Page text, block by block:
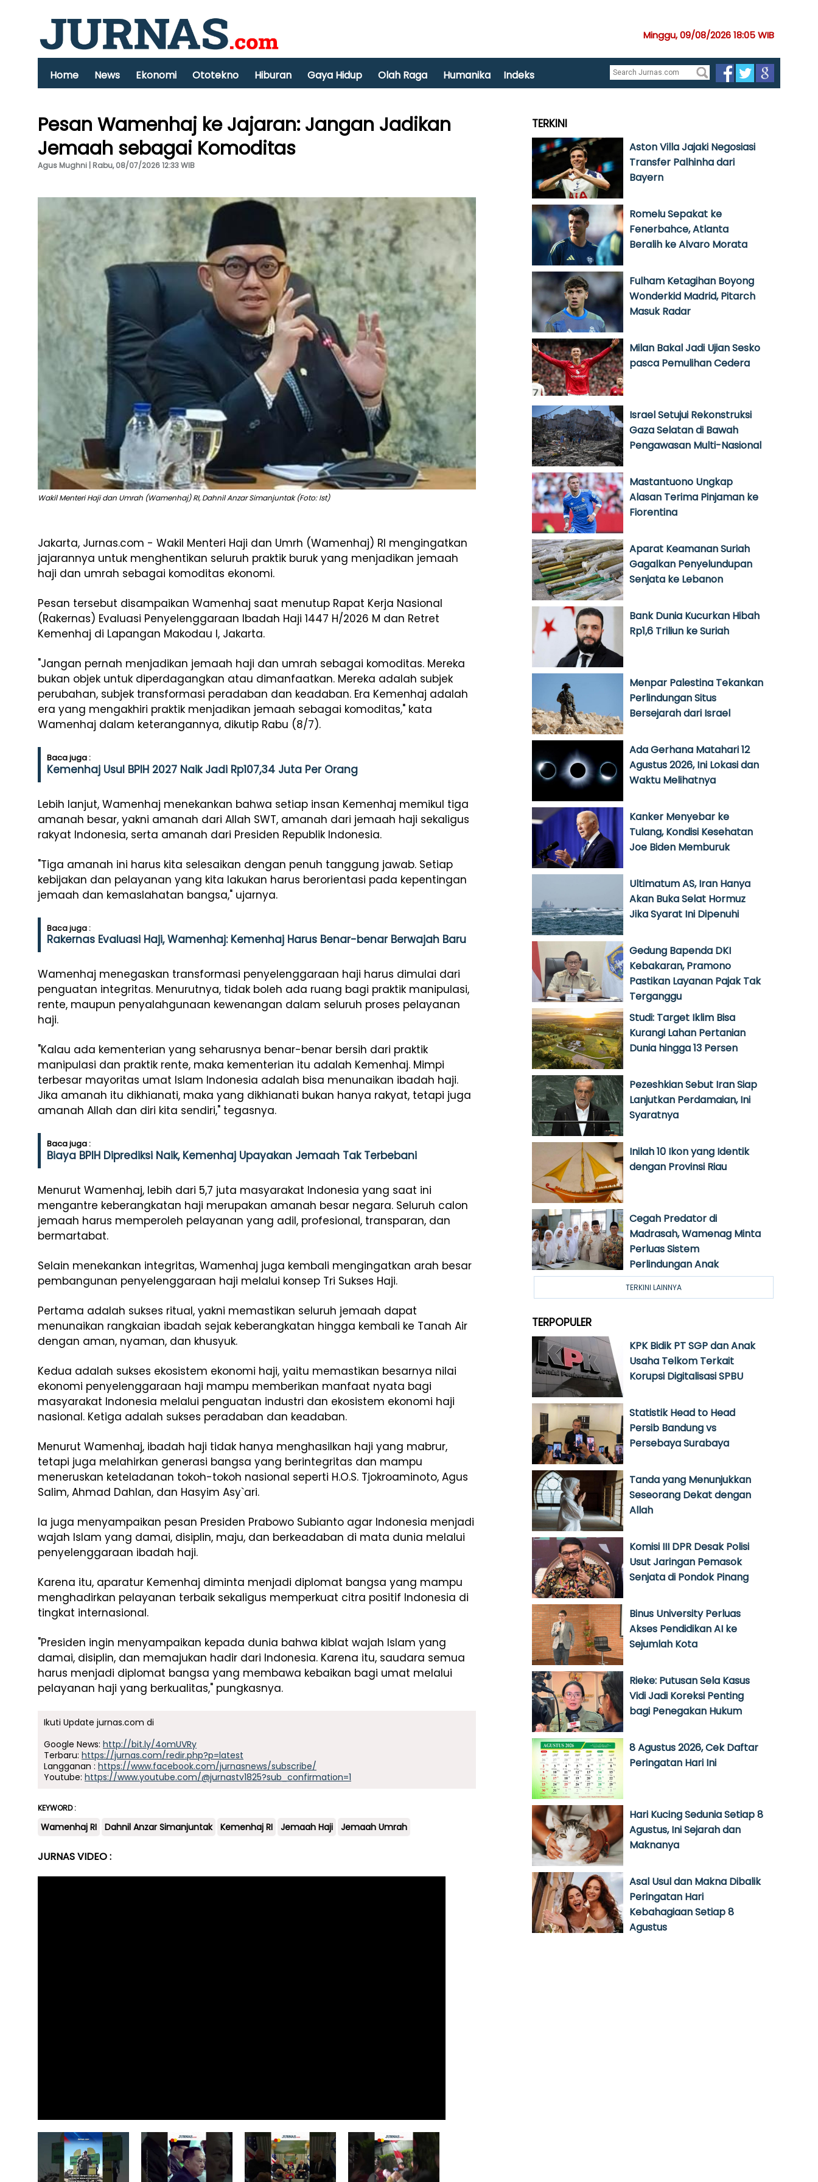
Minggu, 09/08/2026 18:05 WIB
Home News Ekonomi Ototekno Hiburan Gaya Hidup Olah Raga Humanika Indeks
Pesan Wamenhaj ke Jajaran: Jangan Jadikan
Jemaah sebagai Komoditas
Agus Mughni | Rabu, 08/07/2026 12:33 WIB
Wakil Menteri Haji dan Umrah (Wamenhaj) RI, Dahnil Anzar Simanjuntak (Foto: Ist)
Jakarta, Jurnas.com - Wakil Menteri Haji dan Umrh (Wamenhaj) RI mengingatkan
jajarannya untuk menghentikan seluruh praktik buruk yang menjadikan jemaah
haji dan umrah sebagai komoditas ekonomi.
Pesan tersebut disampaikan Wamenhaj saat menutup Rapat Kerja Nasional
(Rakernas) Evaluasi Penyelenggaraan Ibadah Haji 1447 H/2026 M dan Retret
Kemenhaj di Lapangan Makodau I, Jakarta.
"Jangan pernah menjadikan jemaah haji dan umrah sebagai komoditas. Mereka
bukan objek untuk diperdagangkan atau dimanfaatkan. Mereka adalah subjek
perubahan, subjek transformasi peradaban dan keadaban. Era Kemenhaj adalah
era yang mengakhiri praktik menjadikan jemaah sebagai komoditas," kata
Wamenhaj dalam keterangannya, dikutip Rabu (8/7).
Baca juga :
Kemenhaj Usul BPIH 2027 Naik Jadi Rp107,34 Juta Per Orang
Lebih lanjut, Wamenhaj menekankan bahwa setiap insan Kemenhaj memikul tiga
amanah besar, yakni amanah dari Allah SWT, amanah dari jemaah haji sekaligus
rakyat Indonesia, serta amanah dari Presiden Republik Indonesia.
"Tiga amanah ini harus kita selesaikan dengan penuh tanggung jawab. Setiap
kebijakan dan pelayanan yang kita lakukan harus berorientasi pada kepentingan
jemaah dan kemaslahatan bangsa," ujarnya.
Baca juga :
Rakernas Evaluasi Haji, Wamenhaj: Kemenhaj Harus Benar-benar Berwajah Baru
Wamenhaj menegaskan transformasi penyelenggaraan haji harus dimulai dari
penguatan integritas. Menurutnya, tidak boleh ada ruang bagi praktik manipulasi,
rente, maupun penyalahgunaan kewenangan dalam seluruh proses pelayanan
haji.
"Kalau ada kementerian yang seharusnya benar-benar bersih dari praktik
manipulasi dan praktik rente, maka kementerian itu adalah Kemenhaj. Mimpi
terbesar mayoritas umat Islam Indonesia adalah bisa menunaikan ibadah haji.
Jika amanah itu dikhianati, maka yang dikhianati bukan hanya rakyat, tetapi juga
amanah Allah dan diri kita sendiri," tegasnya.
Baca juga :
Biaya BPIH Diprediksi Naik, Kemenhaj Upayakan Jemaah Tak Terbebani
Menurut Wamenhaj, lebih dari 5,7 juta masyarakat Indonesia yang saat ini
mengantre keberangkatan haji merupakan amanah besar negara. Seluruh calon
jemaah harus memperoleh pelayanan yang adil, profesional, transparan, dan
bermartabat.
Selain menekankan integritas, Wamenhaj juga kembali mengingatkan arah besar
pembangunan penyelenggaraan haji melalui konsep Tri Sukses Haji.
Pertama adalah sukses ritual, yakni memastikan seluruh jemaah dapat
menunaikan rangkaian ibadah sejak keberangkatan hingga kembali ke Tanah Air
dengan aman, nyaman, dan khusyuk.
Kedua adalah sukses ekosistem ekonomi haji, yaitu memastikan besarnya nilai
ekonomi penyelenggaraan haji mampu memberikan manfaat nyata bagi
masyarakat Indonesia melalui penguatan industri dan ekosistem ekonomi haji
nasional. Ketiga adalah sukses peradaban dan keadaban.
Menurut Wamenhaj, ibadah haji tidak hanya menghasilkan haji yang mabrur,
tetapi juga melahirkan generasi bangsa yang berintegritas dan mampu
meneruskan keteladanan tokoh-tokoh nasional seperti H.O.S. Tjokroaminoto, Agus
Salim, Ahmad Dahlan, dan Hasyim Asy`ari.
Ia juga menyampaikan pesan Presiden Prabowo Subianto agar Indonesia menjadi
wajah Islam yang damai, disiplin, maju, dan berkeadaban di mata dunia melalui
penyelenggaraan ibadah haji.
Karena itu, aparatur Kemenhaj diminta menjadi diplomat bangsa yang mampu
menghadirkan pelayanan terbaik sekaligus memperkuat citra positif Indonesia di
tingkat internasional.
"Presiden ingin menyampaikan kepada dunia bahwa kiblat wajah Islam yang
damai, disiplin, dan memajukan hadir dari Indonesia. Karena itu, saudara semua
harus menjadi diplomat bangsa yang membawa kebaikan bagi umat melalui
pelayanan haji yang berkualitas," pungkasnya.
Ikuti Update jurnas.com di
Google News: http://bit.ly/4omUVRy
Terbaru: https://jurnas.com/redir.php?p=latest
Langganan : https://www.facebook.com/jurnasnews/subscribe/
Youtube: https://www.youtube.com/@jurnastv1825?sub_confirmation=1
KEYWORD :
Wamenhaj RI Dahnil Anzar Simanjuntak Kemenhaj RI Jemaah Haji Jemaah Umrah
JURNAS VIDEO :
TERKINI
Aston Villa Jajaki Negosiasi
Transfer Palhinha dari
Bayern
Romelu Sepakat ke
Fenerbahce, Atlanta
Beralih ke Alvaro Morata
Fulham Ketagihan Boyong
Wonderkid Madrid, Pitarch
Masuk Radar
Milan Bakal Jadi Ujian Sesko
pasca Pemulihan Cedera
Israel Setujui Rekonstruksi
Gaza Selatan di Bawah
Pengawasan Multi-Nasional
Mastantuono Ungkap
Alasan Terima Pinjaman ke
Fiorentina
Aparat Keamanan Suriah
Gagalkan Penyelundupan
Senjata ke Lebanon
Bank Dunia Kucurkan Hibah
Rp1,6 Triliun ke Suriah
Menpar Palestina Tekankan
Perlindungan Situs
Bersejarah dari Israel
Ada Gerhana Matahari 12
Agustus 2026, Ini Lokasi dan
Waktu Melihatnya
Kanker Menyebar ke
Tulang, Kondisi Kesehatan
Joe Biden Memburuk
Ultimatum AS, Iran Hanya
Akan Buka Selat Hormuz
Jika Syarat Ini Dipenuhi
Gedung Bapenda DKI
Kebakaran, Pramono
Pastikan Layanan Pajak Tak
Terganggu
Studi: Target Iklim Bisa
Kurangi Lahan Pertanian
Dunia hingga 13 Persen
Pezeshkian Sebut Iran Siap
Lanjutkan Perdamaian, Ini
Syaratnya
Inilah 10 Ikon yang Identik
dengan Provinsi Riau
Cegah Predator di
Madrasah, Wamenag Minta
Perluas Sistem
Perlindungan Anak
TERKINI LAINNYA
TERPOPULER
KPK Bidik PT SGP dan Anak
Usaha Telkom Terkait
Korupsi Digitalisasi SPBU
Statistik Head to Head
Persib Bandung vs
Persebaya Surabaya
Tanda yang Menunjukkan
Seseorang Dekat dengan
Allah
Komisi III DPR Desak Polisi
Usut Jaringan Pemasok
Senjata di Pondok Pinang
Binus University Perluas
Akses Pendidikan AI ke
Sejumlah Kota
Rieke: Putusan Sela Kasus
Vidi Jadi Koreksi Penting
bagi Penegakan Hukum
8 Agustus 2026, Cek Daftar
Peringatan Hari Ini
Hari Kucing Sedunia Setiap 8
Agustus, Ini Sejarah dan
Maknanya
Asal Usul dan Makna Dibalik
Peringatan Hari
Kebahagiaan Setiap 8
Agustus